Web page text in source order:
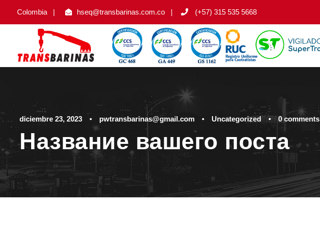
Colombia | hseq@transbarinas.com.co | (+57) 315 535 5668
diciembre 23, 2023 • pwtransbarinas@gmail.com • Uncategorized • 0 comments
Название вашего поста